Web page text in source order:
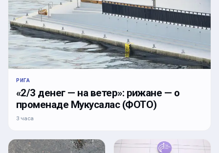
РИГА
«2/3 денег — на ветер»: рижане — о
променаде Мукусалас (ФОТО)
3 часа